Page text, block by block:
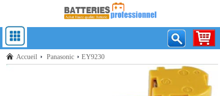
Accueil Panasonic EY9230